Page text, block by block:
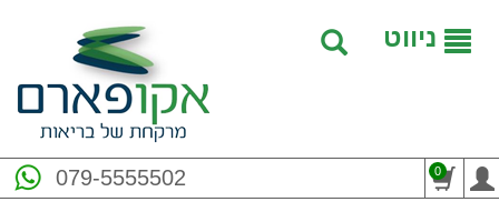
ניווט
079-5555502 0